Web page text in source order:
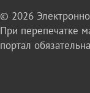
© 2026
При перепечатке
портал обязательна